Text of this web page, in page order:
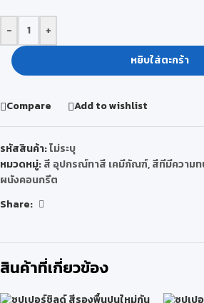
-
+
หยิบใส่ตะกร้า
Compare Add to wishlist
รหัสสินค้า:ไม่ระบุ
หมวดหมู่:สี อุปกรณ์ทาสี เคมีภัณฑ์,สีทีมีความ
ผนังคอนกรีต
Share:
สินค้าที่เกี่ยวข้อง